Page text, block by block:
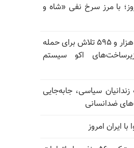
با مرز سرخ نفی «شاه و
۱۴ میلیون و ۶۲۸ هزار و ۵۹۵ تلاش برای حمله
اکو سیستم
سیاسی، جابه‌جایی
ضدانسانی
ایران امروز